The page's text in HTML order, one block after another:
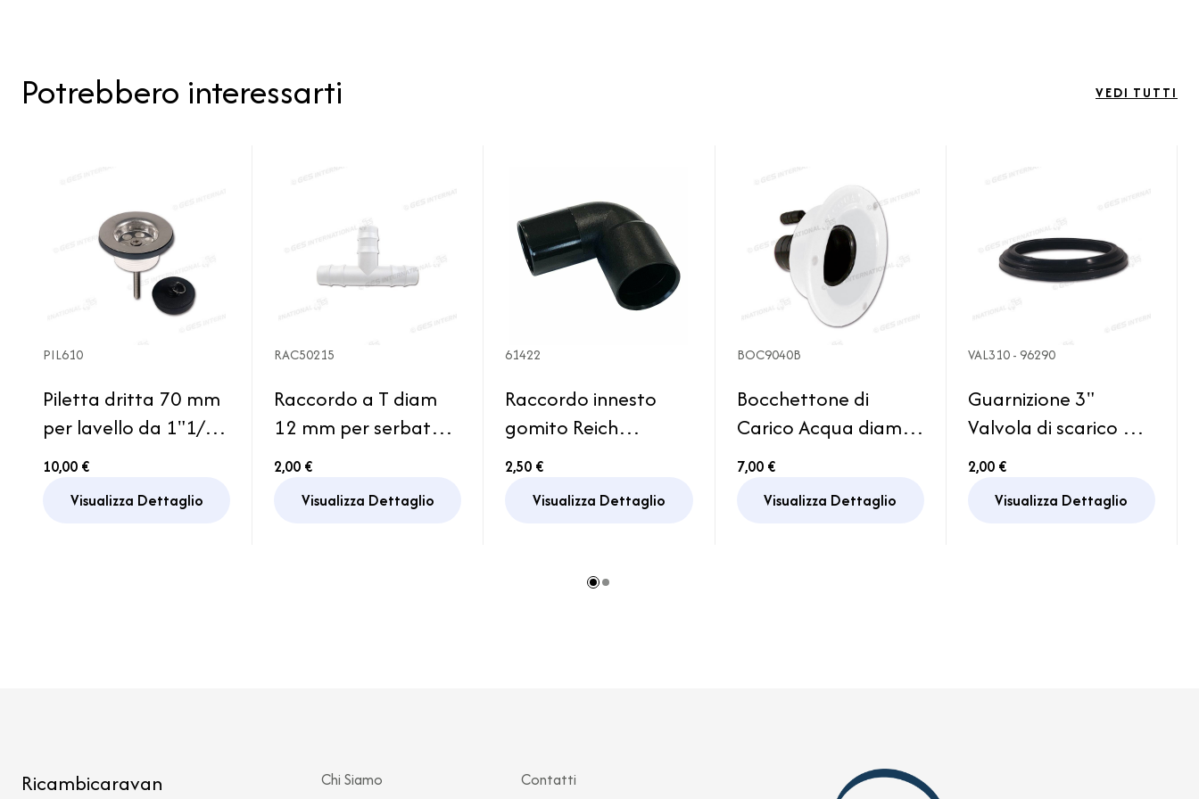
Potrebbero interessarti VEDI TUTTI
PIL610
Piletta dritta 70 mm
per lavello da 1"1/2
completa di tappo
10,00 €
Visualizza Dettaglio
RAC50215
Raccordo a T diam
12 mm per serbatoio
acqua camper
2,00 €
Visualizza Dettaglio
61422
Raccordo innesto
gomito Reich
Impianto Serbatoio
2,50 €
Visualizza Dettaglio
BOC9040B
Bocchettone di
Carico Acqua diam
40 bianco Camper
7,00 €
Visualizza Dettaglio
VAL310 - 96290
Guarnizione 3"
Valvola di scarico WC
Serbatoio Acque
Caravan
2,00 €
Visualizza Dettaglio
Ricambicaravan Chi Siamo Contatti